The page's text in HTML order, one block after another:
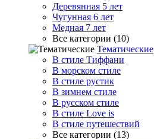
Деревянная 5 лет
Чугунная 6 лет
Медная 7 лет
Все категории (10)
Тематические
В стиле Тиффани
В морском стиле
В стиле рустик
В зимнем стиле
В русском стиле
В стиле Love is
В стиле путешествий
Все категории (13)